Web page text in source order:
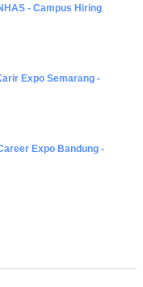
- Campus Hiring
Expo Semarang -
Expo Bandung -